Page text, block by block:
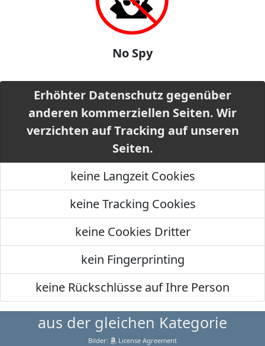
No Spy
Erhöhter Datenschutz gegenüber
anderen kommerziellen Seiten. Wir
verzichten auf Tracking auf unseren
Seiten.
keine Langzeit Cookies
keine Tracking Cookies
keine Cookies Dritter
kein Fingerprinting
keine Rückschlüsse auf Ihre Person
aus der gleichen Kategorie
Bilder: License Agreement